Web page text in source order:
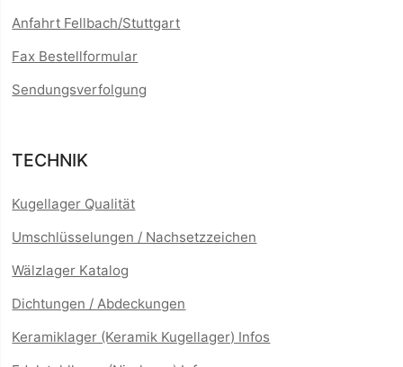
Anfahrt Fellbach/Stuttgart
Fax Bestellformular
Sendungsverfolgung
TECHNIK
Kugellager Qualität
Umschlüsselungen / Nachsetzzeichen
Wälzlager Katalog
Dichtungen / Abdeckungen
Keramiklager (Keramik Kugellager) Infos